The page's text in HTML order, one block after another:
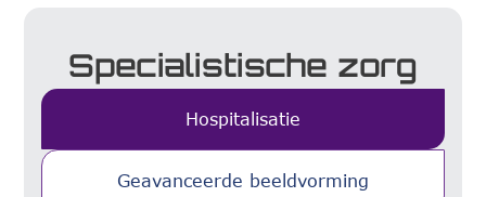
Specialistische zorg
Hospitalisatie
Geavanceerde beeldvorming